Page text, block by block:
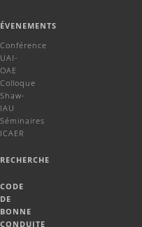
ÉVENEMENTS
Conférence
UAI-
OAE
Colloque
Shaw-
IAU
Séminaires
ICAER
RECHERCHE
CODE
DE
BONNE
CONDUITE